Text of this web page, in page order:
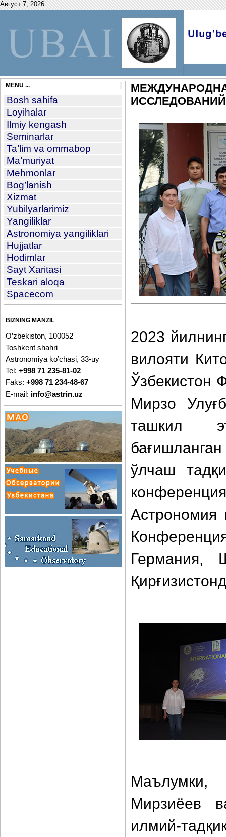
Август 7, 2026
MENU ...
Bosh sahifa
Loyihalar
Ilmiy kengash
Seminarlar
Ta’lim va ommabop
Ma’muriyat
Mehmonlar
Bog’lanish
Xizmat
Yubilyarlarimiz
Yangiliklar
Astronomiya yangiliklari
Hujjatlar
Hodimlar
Sayt Xaritasi
Teskari aloqa
Spacecom
BIZNING MANZIL
O’zbekiston, 100052
Toshkent shahri
Astronomiya ko’chasi, 33-uy
Tel: +998 71 235-81-02
Faks: +998 71 234-48-67
E-mail: info@astrin.uz
2023
вилояти
Ўзбекистон
Мирзо
ташкил
ўлчаш
Астрономия
Германия,
Маълумки,
Мирзиёев
илмий-